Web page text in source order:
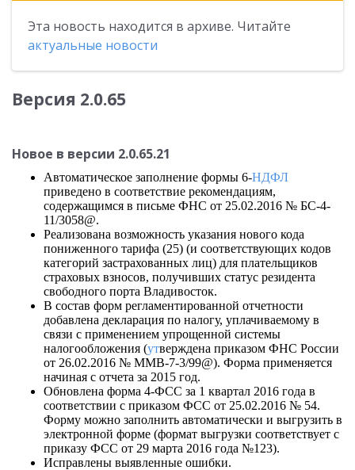
Эта новость находится в архиве. Читайте
актуальные новости
Версия 2.0.65
Новое в версии 2.0.65.21
Автоматическое заполнение формы 6-НДФЛ
приведено в соответствие рекомендациям,
содержащимся в письме ФНС от 25.02.2016 № БС-4-
11/3058@.
Реализована возможность указания нового кода
пониженного тарифа (25) (и соответствующих кодов
категорий застрахованных лиц) для плательщиков
страховых взносов, получивших статус резидента
свободного порта Владивосток.
В состав форм регламентированной отчетности
добавлена декларация по налогу, уплачиваемому в
связи с применением упрощенной системы
налогообложения (утверждена приказом ФНС России
от 26.02.2016 № ММВ-7-3/99@). Форма применяется
начиная с отчета за 2015 год.
Обновлена форма 4-ФСС за 1 квартал 2016 года в
соответствии с приказом ФСС от 25.02.2016 № 54.
Форму можно заполнить автоматически и выгрузить в
электронной форме (формат выгрузки соответствует с
приказу ФСС от 29 марта 2016 года №123).
Исправлены выявленные ошибки.